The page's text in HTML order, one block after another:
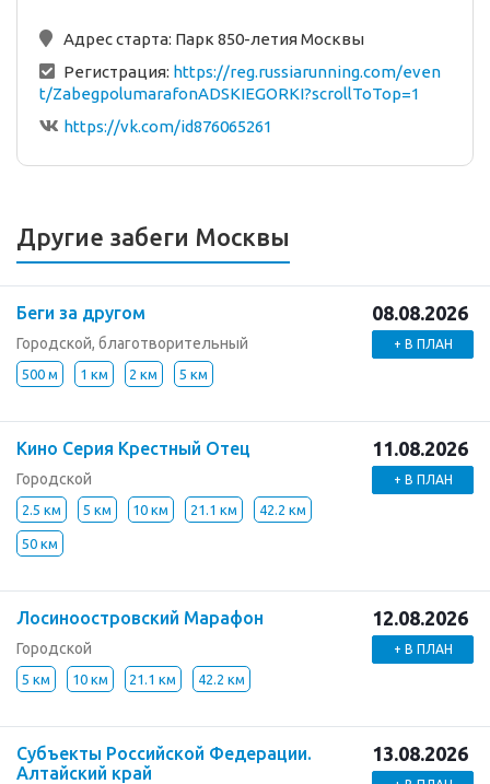
Адрес старта: Парк 850-летия Москвы
Регистрация: https://reg.russiarunning.com/even
t/ZabegpolumarafonADSKIEGORKI?scrollToTop=1
https://vk.com/id876065261
Другие забеги Москвы
Беги за другом
Городской, благотворительный
500 м 1 км 2 км 5 км
08.08.2026
+ В ПЛАН
Кино Серия Крестный Отец
Городской
2.5 км 5 км 10 км 21.1 км 42.2 км
50 км
11.08.2026
+ В ПЛАН
Лосиноостровский Марафон
Городской
5 км 10 км 21.1 км 42.2 км
12.08.2026
+ В ПЛАН
Субъекты Российской Федерации.
Алтайский край
13.08.2026